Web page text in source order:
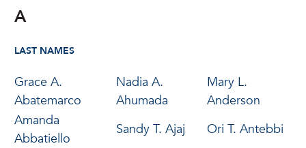
A
LAST NAMES
Grace A.
Abatemarco
Nadia A.
Ahumada
Mary L.
Anderson
Amanda
Abbatiello
Sandy T. Ajaj
Ori T. Antebbi